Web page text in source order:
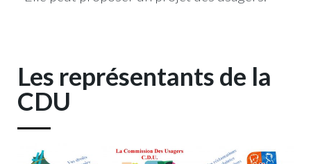
Les représentants de la
CDU